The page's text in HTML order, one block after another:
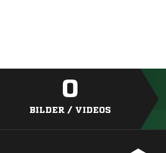
0
BILDER / VIDEOS